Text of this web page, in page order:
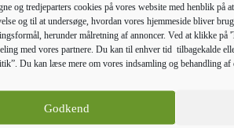
og tredjeparters cookies på vores website med henblik på
og til at undersøge, hvordan vores hjemmeside bliver
herunder målretning af annoncer. Ved at klikke på
med vores partnere. Du kan til enhver tid tilbagekalde
Du kan læse mere om vores indsamling og behandling
GodkendBeskrivelse